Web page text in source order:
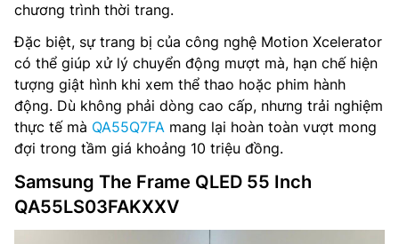
chương trình thời trang.
Đặc biệt, sự trang bị của công nghệ Motion Xcelerator
có thể giúp xử lý chuyển động mượt mà, hạn chế hiện
tượng giật hình khi xem thể thao hoặc phim hành
động. Dù không phải dòng cao cấp, nhưng trải nghiệm
thực tế mà QA55Q7FA mang lại hoàn toàn vượt mong
đợi trong tầm giá khoảng 10 triệu đồng.
Samsung The Frame QLED 55 Inch
QA55LS03FAKXXV